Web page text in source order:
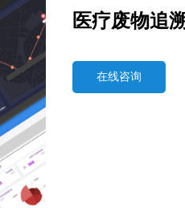
医疗废物追
在线咨询